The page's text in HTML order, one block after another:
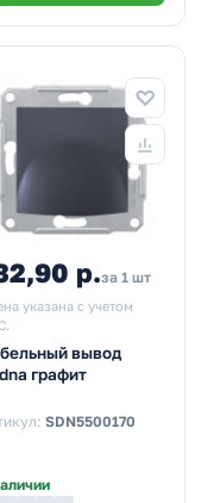
р.за 1 шт
указана с учетом
вывод
графит
SDN5500170